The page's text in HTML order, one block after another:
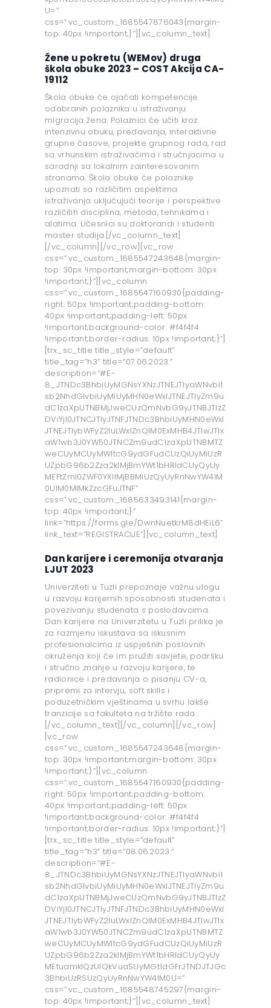
U=”
css=”.vc_custom_1685547876043{margin-
top: 40px !important;}”][vc_column_text]
Žene u pokretu (WEMov) druga
škola obuke 2023 – COST Akcija CA-
19112
Škola obuke će ojačati kompetencije
odabranih polaznika u istraživanju
migracija žena. Polaznici će učiti kroz
intenzivnu obuku, predavanja, interaktivne
grupne časove, projekte grupnog rada, rad
sa vrhunskim istraživačima i stručnjacima u
saradnji sa lokalnim zainteresovanim
stranama. Škola obuke će polaznike
upoznati sa različitim aspektima
istraživanja uključujući teorije i perspektive
različitih disciplina, metoda, tehnikama i
alatima. Učesnici su doktorandi i studenti
master studija.[/vc_column_text]
[/vc_column][/vc_row][vc_row
css=”.vc_custom_1685547243648{margin-
top: 30px !important;margin-bottom: 30px
!important;}”][vc_column
css=”.vc_custom_1685547160930{padding-
right: 50px !important;padding-bottom:
40px !important;padding-left: 50px
!important;background-color: #f4f4f4
!important;border-radius: 10px !important;}”]
[trx_sc_title title_style=”default”
title_tag=”h3” title=”07.06.2023.”
description=”#E-
8_JTNDc3BhbiUyMGNsYXNzJTNEJTIyaWNvbi1
sb2NhdGlvbiUyMiUyMHN0eWxlJTNEJTIyZm9u
dC1zaXplJTNBMjJweCUzQmNvbG9yJTNBJTIzZ
DViYjI0JTNCJTIyJTNFJTNDc3BhbiUyMHN0eWxl
JTNEJTIybWFyZ2luLWxlZnQlM0ExMHB4JTIwJTIx
aW1wb3J0YW50JTNCZm9udC1zaXplJTNBMTZ
weCUyMCUyMWltcG9ydGFudCUzQiUyMiUzR
UZpbG96b2Zza2klMjBmYWt1bHRldCUyQyUy
MEFtZml0ZWF0YXIlMjBBMiUzQyUyRnNwYW4lM
0UlM0MlMkZzcGFuJTNF”
css=”.vc_custom_1685633493141{margin-
top: 40px !important;}”
link=”https://forms.gle/DwnNuetkrM8dHEiL6”
link_text=”REGISTRACIJE”][vc_column_text]
Dan karijere i ceremonija otvaranja
LJUT 2023
Univerziteti u Tuzli prepoznaje važnu ulogu
u razvoju karijernih sposobnosti studenata i
povezivanju studenata s poslodavcima.
Dan karijere na Univerzitetu u Tuzli prilika je
za razmjenu iskustava sa iskusnim
profesionalcima iz uspješnih poslovnih
okruženja koji će im pružiti savjete, podršku
i stručno znanje u razvoju karijere, te
radionice i predavanja o pisanju CV-a,
pripremi za intervju, soft skills i
poduzetničkim vještinama u svrhu lakše
tranzicije sa fakulteta na tržište rada.
[/vc_column_text][/vc_column][/vc_row]
[vc_row
css=”.vc_custom_1685547243648{margin-
top: 30px !important;margin-bottom: 30px
!important;}”][vc_column
css=”.vc_custom_1685547160930{padding-
right: 50px !important;padding-bottom:
40px !important;padding-left: 50px
!important;background-color: #f4f4f4
!important;border-radius: 10px !important;}”]
[trx_sc_title title_style=”default”
title_tag=”h3” title=”08.06.2023.”
description=”#E-
8_JTNDc3BhbiUyMGNsYXNzJTNEJTIyaWNvbi1
sb2NhdGlvbiUyMiUyMHN0eWxlJTNEJTIyZm9u
dC1zaXplJTNBMjJweCUzQmNvbG9yJTNBJTIzZ
DViYjI0JTNCJTIyJTNFJTNDc3BhbiUyMHN0eWxl
JTNEJTIybWFyZ2luLWxlZnQlM0ExMHB4JTIwJTIx
aW1wb3J0YW50JTNCZm9udC1zaXplJTNBMTZ
weCUyMCUyMWltcG9ydGFudCUzQiUyMiUzR
UZpbG96b2Zza2klMjBmYWt1bHRldCUyQyUy
MEtuamklQzUlQkVuaSUyMGt1dGFrJTNDJTJGc
3BhbiUzRSUzQyUyRnNwYW4lM0U=”
css=”.vc_custom_1685548745297{margin-
top: 40px !important;}”][vc_column_text]